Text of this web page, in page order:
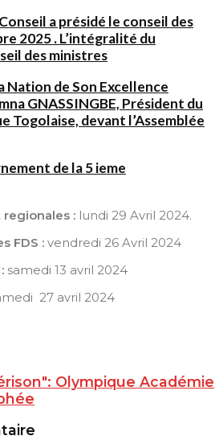
a présidé le conseil des
2025 . L’intégralité du
des ministres
Nation de Son Excellence
GNASSINGBE, Président du
Togolaise, devant l’Assemblée
de la 5 ieme
: lundi 29 Avril 2024.
FDS : vendredi 26 Avril 2024
samedi 13 avril 2024
27 avril 2024
Olympique Académie